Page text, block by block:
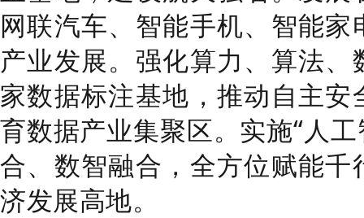
网联汽车、智能手机、智能
产业发展。强化算力、算法
家数据标注基地， 推动自主安
育数据产业集聚区。实施“人
合、数智融合，全方位赋能
济发展高地。